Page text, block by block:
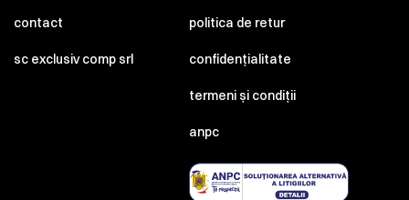
contact
sc exclusiv comp srl
politica de retur
confidențialitate
termeni și condiții
anpc